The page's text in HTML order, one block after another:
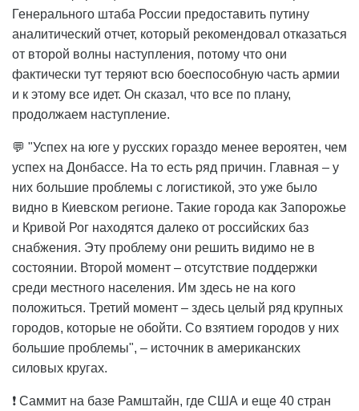
Генерального штаба России предоставить путину
аналитический отчет, который рекомендовал отказаться
от второй волны наступления, потому что они
фактически тут теряют всю боеспособную часть армии
и к этому все идет. Он сказал, что все по плану,
продолжаем наступление.
💬 "Успех на юге у русских гораздо менее вероятен, чем
успех на Донбассе. На то есть ряд причин. Главная – у
них большие проблемы с логистикой, это уже было
видно в Киевском регионе. Такие города как Запорожье
и Кривой Рог находятся далеко от российских баз
снабжения. Эту проблему они решить видимо не в
состоянии. Второй момент – отсутствие поддержки
среди местного населения. Им здесь не на кого
положиться. Третий момент – здесь целый ряд крупных
городов, которые не обойти. Со взятием городов у них
большие проблемы", – источник в американских
силовых кругах.
❗️ Саммит на базе Рамштайн, где США и еще 40 стран